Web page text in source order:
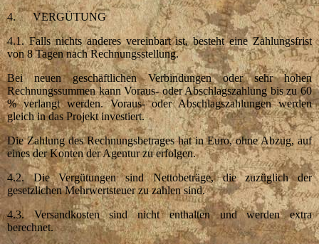
4. VERGÜTUNG
4.1. Falls nichts anderes vereinbart ist, besteht eine Zahlungsfrist
von 8 Tagen nach Rechnungsstellung.
Bei neuen geschäftlichen Verbindungen oder sehr hohen
Rechnungssummen kann Voraus- oder Abschlagszahlung bis zu 60
% verlangt werden. Voraus- oder Abschlagszahlungen werden
gleich in das Projekt investiert.
Die Zahlung des Rechnungsbetrages hat in Euro, ohne Abzug, auf
eines der Konten der Agentur zu erfolgen.
4.2. Die Vergütungen sind Nettobeträge, die zuzüglich der
gesetzlichen Mehrwertsteuer zu zahlen sind.
4.3. Versandkosten sind nicht enthalten und werden extra
berechnet.